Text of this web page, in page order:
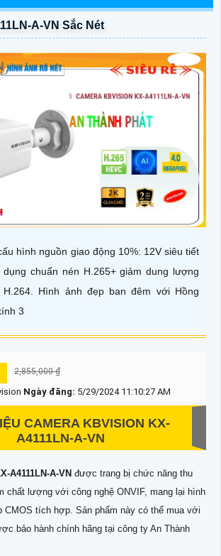
A-VN Sắc Nét
hình nguồn giao động 10%: 12V siêu tiết
chuẩn nén H.265+ giảm dung lượng
Hình ảnh đẹp ban đêm với Hồng
3
2,855,000 ₫
Ngày đăng: 5/29/2024 11:10:27 AM
CAMERA KBVISION KX-
A4111LN-A-VN
A4111LN-A-VN được trang bị chức năng thu
chất lượng với công nghệ ONVIF, mang lại hình
CMOS tích hợp. Sản phẩm này có thể mua với
bảo hành chính hãng tại công ty An Thành